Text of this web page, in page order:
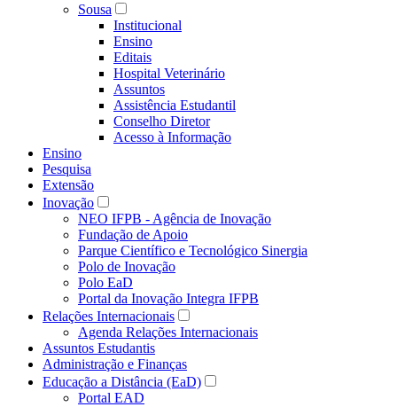
Sousa
Institucional
Ensino
Editais
Hospital Veterinário
Assuntos
Assistência Estudantil
Conselho Diretor
Acesso à Informação
Ensino
Pesquisa
Extensão
Inovação
NEO IFPB - Agência de Inovação
Fundação de Apoio
Parque Científico e Tecnológico Sinergia
Polo de Inovação
Polo EaD
Portal da Inovação Integra IFPB
Relações Internacionais
Agenda Relações Internacionais
Assuntos Estudantis
Administração e Finanças
Educação a Distância (EaD)
Portal EAD